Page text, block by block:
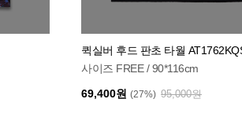
퀵실버 후드 판초 타월
사이즈 FREE / 90*116cm
69,400원 (27%) 95,000원